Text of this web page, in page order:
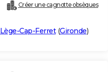
Créer une cagnotte obsèques
Lège-Cap-Ferret(Gironde)